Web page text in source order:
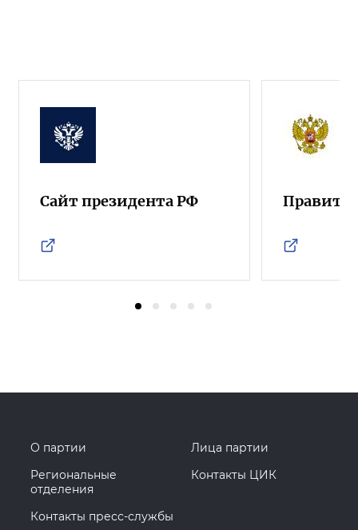
Сайт президента РФ
О партии
Лица партии
Региональные
отделения
Контакты ЦИК
Контакты пресс-службы